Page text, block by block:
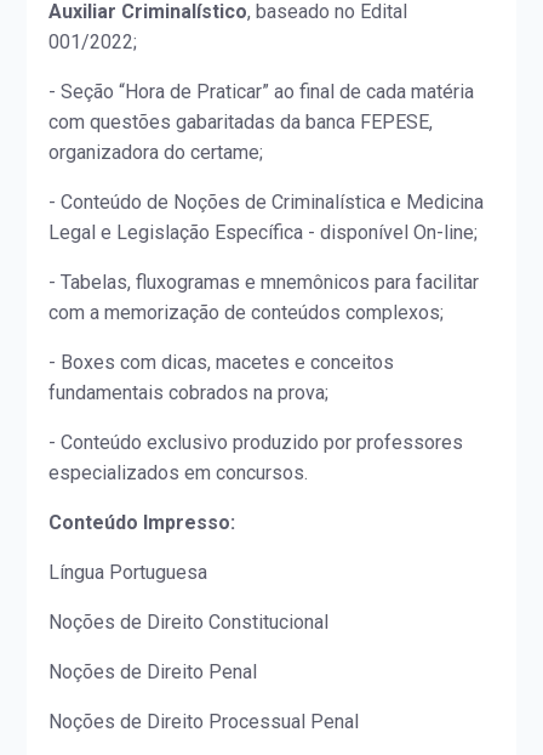
Auxiliar Criminalístico, baseado no Edital
001/2022;
- Seção “Hora de Praticar” ao final de cada matéria
com questões gabaritadas da banca FEPESE,
organizadora do certame;
- Conteúdo de Noções de Criminalística e Medicina
Legal e Legislação Específica - disponível On-line;
- Tabelas, fluxogramas e mnemônicos para facilitar
com a memorização de conteúdos complexos;
- Boxes com dicas, macetes e conceitos
fundamentais cobrados na prova;
- Conteúdo exclusivo produzido por professores
especializados em concursos.
Conteúdo Impresso:
Língua Portuguesa
Noções de Direito Constitucional
Noções de Direito Penal
Noções de Direito Processual Penal